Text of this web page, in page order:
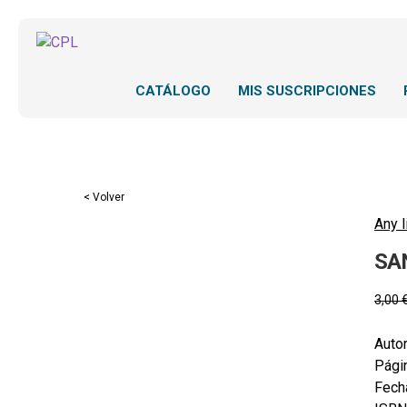
CATÁLOGO MIS SUSCRIPCIONES
< Volver
Any
3,00